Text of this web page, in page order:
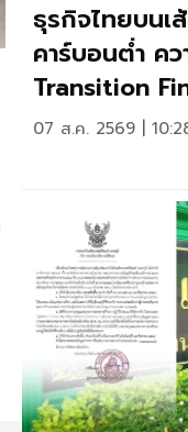
ธุรกิจไทยบนเ
คาร์บอนตํ่า ค
Transition
07 ส.ค. 2569 |